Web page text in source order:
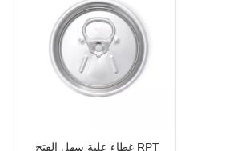
غطاء علبة سهل الفتح RPT